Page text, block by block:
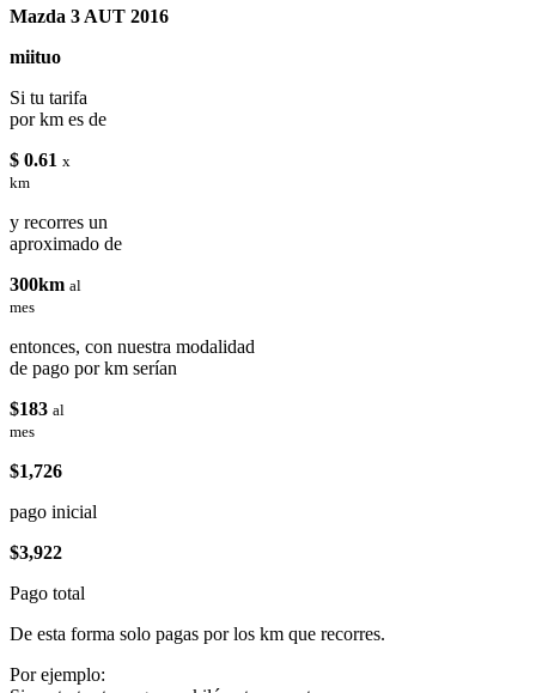
Mazda 3 AUT 2016
miituo
Si tu tarifa
por km es de
$ 0.61 x
km
y recorres un
aproximado de
300km al
mes
entonces, con nuestra modalidad
de pago por km serían
$183 al
mes
$1,726
pago inicial
$3,922
Pago total
De esta forma solo pagas por los km que recorres.
Por ejemplo: